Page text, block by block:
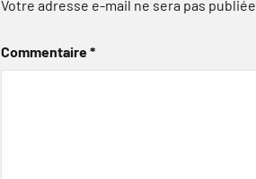
Votre adresse e-mail ne sera pas publiée.
Commentaire*